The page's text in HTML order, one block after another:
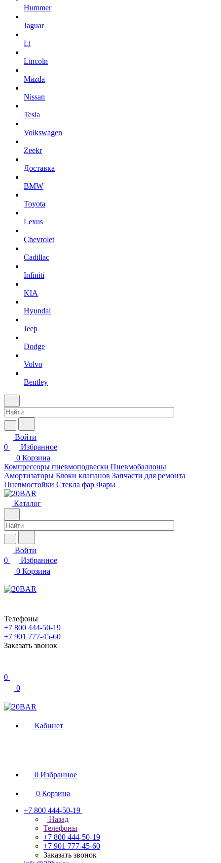
Hummer
Jaguar
Li
Lincoln
Mazda
Nissan
Tesla
Volkswagen
Zeekr
Доставка
BMW
Toyota
Lexus
Chevrolet
Cadillac
Infiniti
KIA
Hyundai
Jeep
Dodge
Volvo
Bentley
Войти
0
Избранное
0 Корзина
Компрессоры пневмоподвески Пневмобаллоны
Амортизаторы Блоки клапанов Запчасти для ремонта
Пневмостойки Стекла фар Фары
Каталог
Войти
0
Избранное
0 Корзина
Телефоны
+7 800 444-50-19
+7 901 777-45-60
Заказать звонок
0
0
Кабинет
0 Избранное
0 Корзина
+7 800 444-50-19
Назад
Телефоны
+7 800 444-50-19
+7 901 777-45-60
Заказать звонок